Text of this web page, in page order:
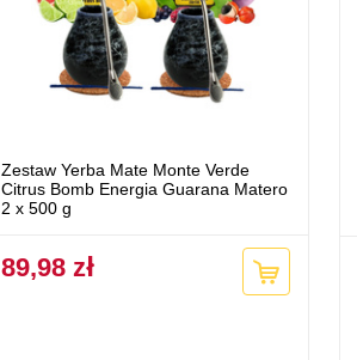
Zestaw Yerba Mate Monte Verde
Citrus Bomb Energia Guarana Matero
2 x 500 g
89,98 zł